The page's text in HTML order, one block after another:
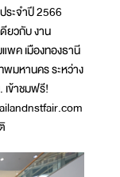
ระจำปี 2566
ดียวกับ งาน
พค เมืองทองธานี
มหานคร ระหว่าง
ข้าชมฟรี!